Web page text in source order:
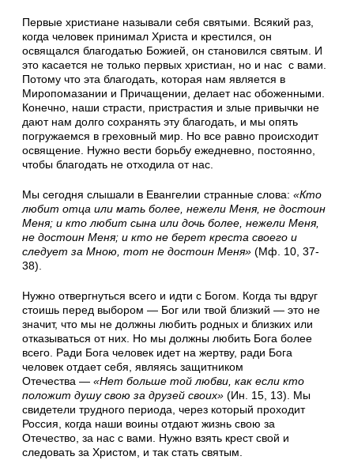
Первые христиане называли себя святыми. Всякий раз,
когда человек принимал Христа и крестился, он
освящался благодатью Божией, он становился святым. И
это касается не только первых христиан, но и нас с вами.
Потому что эта благодать, которая нам является в
Миропомазании и Причащении, делает нас обоженными.
Конечно, наши страсти, пристрастия и злые привычки не
дают нам долго сохранять эту благодать, и мы опять
погружаемся в греховный мир. Но все равно происходит
освящение. Нужно вести борьбу ежедневно, постоянно,
чтобы благодать не отходила от нас.
Мы сегодня слышали в Евангелии странные слова: «Кто
любит отца или мать более, нежели Меня, не достоин
Меня; и кто любит сына или дочь более, нежели Меня,
не достоин Меня; и кто не берет креста своего и
следует за Мною, тот не достоин Меня» (Мф. 10, 37-
38).
Нужно отвергнуться всего и идти с Богом. Когда ты вдруг
стоишь перед выбором — Бог или твой близкий — это не
значит, что мы не должны любить родных и близких или
отказываться от них. Но мы должны любить Бога более
всего. Ради Бога человек идет на жертву, ради Бога
человек отдает себя, являясь защитником
Отечества — «Нет больше той любви, как если кто
положит душу свою за друзей своих» (Ин. 15, 13). Мы
свидетели трудного периода, через который проходит
Россия, когда наши воины отдают жизнь свою за
Отечество, за нас с вами. Нужно взять крест свой и
следовать за Христом, и так стать святым.